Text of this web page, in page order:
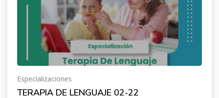
Especializaciones
TERAPIA DE LENGUAJE 02-22